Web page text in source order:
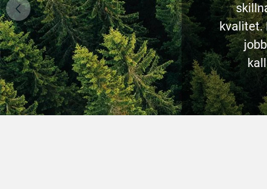
kvalitet.